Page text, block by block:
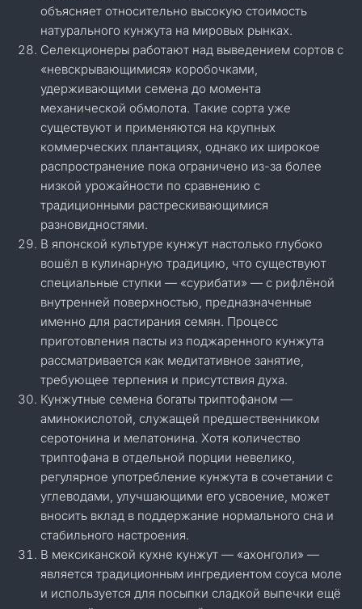
объясняет относительно высокую стоимость
натурального кунжута на мировых рынках.
Селекционеры работают над выведением сортов с
«невскрывающимися» коробочками,
удерживающими семена до момента
механической обмолота. Такие сорта уже
существуют и применяются на крупных
коммерческих плантациях, однако их широкое
распространение пока ограничено из-за более
низкой урожайности по сравнению с
традиционными растрескивающимися
разновидностями.
В японской культуре кунжут настолько глубоко
вошёл в кулинарную традицию, что существуют
специальные ступки — «сурибати» — с рифлёной
внутренней поверхностью, предназначенные
именно для растирания семян. Процесс
приготовления пасты из поджаренного кунжута
рассматривается как медитативное занятие,
требующее терпения и присутствия духа.
Кунжутные семена богаты триптофаном —
аминокислотой, служащей предшественником
серотонина и мелатонина. Хотя количество
триптофана в отдельной порции невелико,
регулярное употребление кунжута в сочетании с
углеводами, улучшающими его усвоение, может
вносить вклад в поддержание нормального сна и
стабильного настроения.
В мексиканской кухне кунжут — «ахонголи» —
является традиционным ингредиентом соуса моле
и используется для посыпки сладкой выпечки ещё